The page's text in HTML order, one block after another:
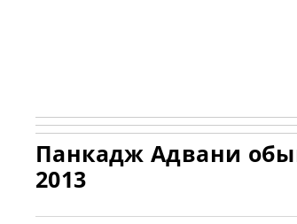
Панкадж Адвани
2013